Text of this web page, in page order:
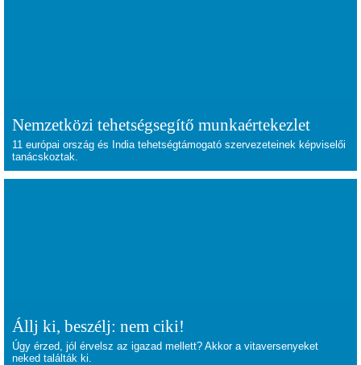
Nemzetközi tehetségsegítő munkaértekezlet
11 európai ország és India tehetségtámogató szervezeteinek képviselői
tanácskoztak.
Állj ki, beszélj: nem ciki!
Úgy érzed, jól érvelsz az igazad mellett? Akkor a vitaversenyeket
neked találták ki.